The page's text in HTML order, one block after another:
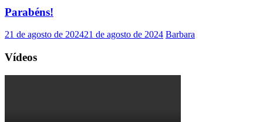
Parabéns!
21 de agosto de 202421 de agosto de 2024 Barbara
Vídeos